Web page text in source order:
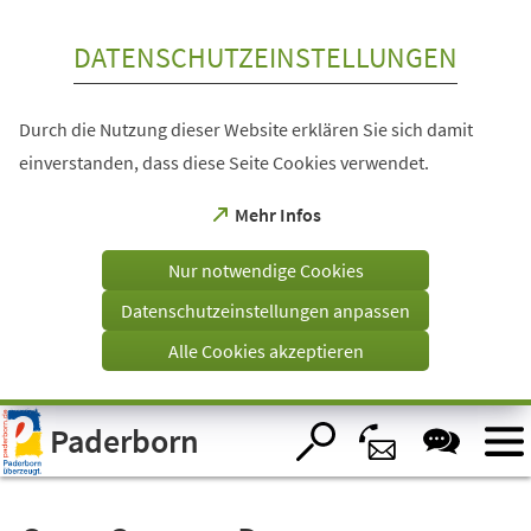
Visuelle
Assistenzsoftware
öffnen.
DATENSCHUTZEINSTELLUNGEN
Durch die Nutzung dieser Website erklären Sie sich damit
einverstanden, dass diese Seite Cookies verwendet.
Mehr Infos
(Öffnet
einem
Tab)
Nur notwendige Cookies
Datenschutzeinstellungen anpassen
Alle Cookies akzeptieren
Paderborn